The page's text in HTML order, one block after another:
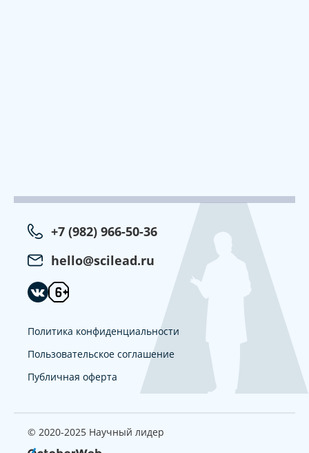
+7 (982) 966-50-36
hello@scilead.ru
Политика конфиденциальности
Пользовательское соглашение
Публичная оферта
© 2020-2025 Научный лидер